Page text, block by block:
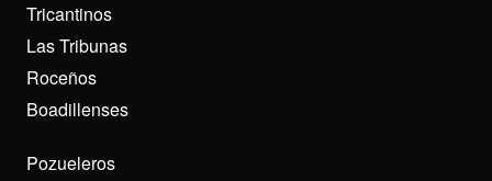
Tricantinos
Las Tribunas
Roceños
Boadillenses
Pozueleros